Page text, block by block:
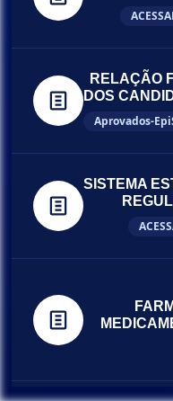
RELAÇÃO
DOS
Aprovados-
SISTEMA